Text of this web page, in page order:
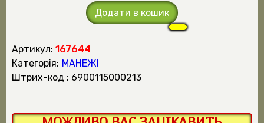
Додати в кошик
Артикул: 167644
Категорія: МАНЕЖІ
штрих-код : 6900115000213